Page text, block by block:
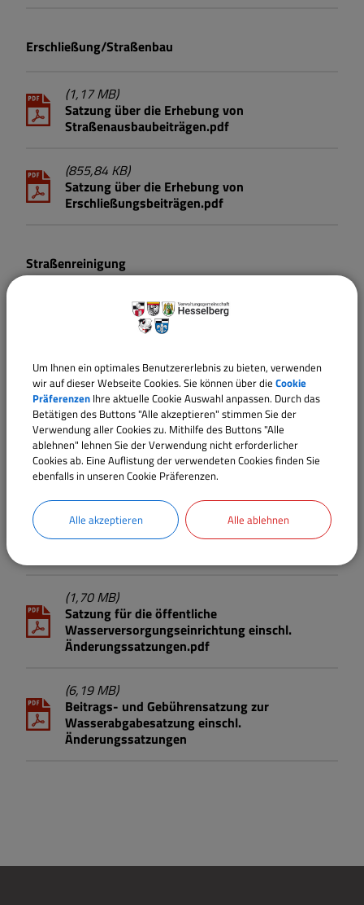
Erschließung/Straßenbau
(1,17 MB)
Satzung über die Erhebung von
Straßenausbaubeiträgen.pdf
(855,84 KB)
Satzung über die Erhebung von
Erschließungsbeiträgen.pdf
Straßenreinigung
E_Reinigungs- und Sicherungsverordnung.pdf
Satzung für die Rechtsstellung des
Bürgermeisters/der Bürgermeisterin
(126,07 KB)
Satzung Rechtsstellung der ersten
(1,70 MB)
Satzung für die öffentliche
Wasserversorgungseinrichtung einschl.
Änderungssatzungen.pdf
(6,19 MB)
Beitrags- und Gebührensatzung zur
Wasserabgabesatzung einschl.
Änderungssatzungen
Um Ihnen ein optimales Benutzererlebnis zu bieten, verwenden
wir auf dieser Webseite Cookies. Sie können über die Cookie
Präferenzen Ihre aktuelle Cookie Auswahl anpassen. Durch das
Betätigen des Buttons "Alle akzeptieren" stimmen Sie der
Verwendung aller Cookies zu. Mithilfe des Buttons "Alle
ablehnen" lehnen Sie der Verwendung nicht erforderlicher
Cookies ab. Eine Auflistung der verwendeten Cookies finden Sie
ebenfalls in unseren Cookie Präferenzen.
Alle akzeptieren Alle ablehnen